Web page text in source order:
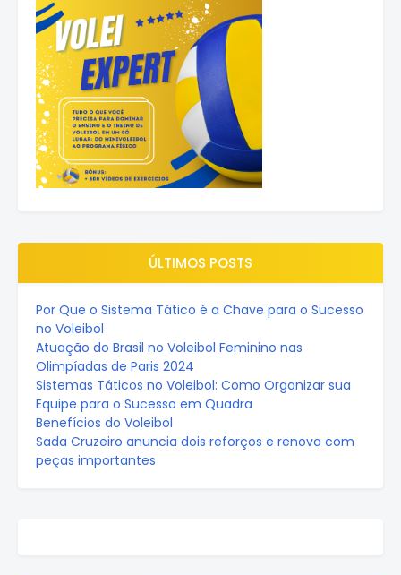
ÚLTIMOS POSTS
Por Que o Sistema Tático é a Chave para o Sucesso
no Voleibol
Atuação do Brasil no Voleibol Feminino nas
Olimpíadas de Paris 2024
Sistemas Táticos no Voleibol: Como Organizar sua
Equipe para o Sucesso em Quadra
Benefícios do Voleibol
Sada Cruzeiro anuncia dois reforços e renova com
peças importantes